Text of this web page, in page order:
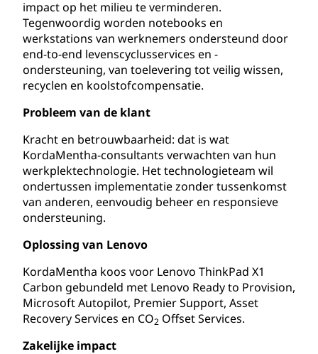
impact op het milieu te verminderen.
Tegenwoordig worden notebooks en
werkstations van werknemers ondersteund door
end-to-end levenscyclusservices en -
ondersteuning, van toelevering tot veilig wissen,
recyclen en koolstofcompensatie.
Probleem van de klant
Kracht en betrouwbaarheid: dat is wat
KordaMentha-consultants verwachten van hun
werkplektechnologie. Het technologieteam wil
ondertussen implementatie zonder tussenkomst
van anderen, eenvoudig beheer en responsieve
ondersteuning.
Oplossing van Lenovo
KordaMentha koos voor Lenovo ThinkPad X1
Carbon gebundeld met Lenovo Ready to Provision,
Microsoft Autopilot, Premier Support, Asset
Recovery Services en CO2 Offset Services.
Zakelijke impact